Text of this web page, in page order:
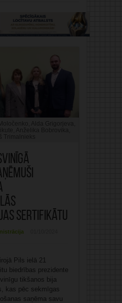
sertifikātu
Pils ielā 21
biedrības prezidente
tikšanos bija
kas pēc sekmīgas
saņēma savu